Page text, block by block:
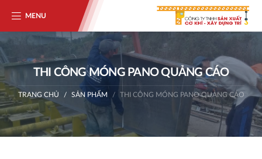
MENU
THI CÔNG MÓNG PANO QUẢNG CÁO
TRANG CHỦ SẢN PHẨM THI CÔNG MÓNG PANO QUẢNG CÁO